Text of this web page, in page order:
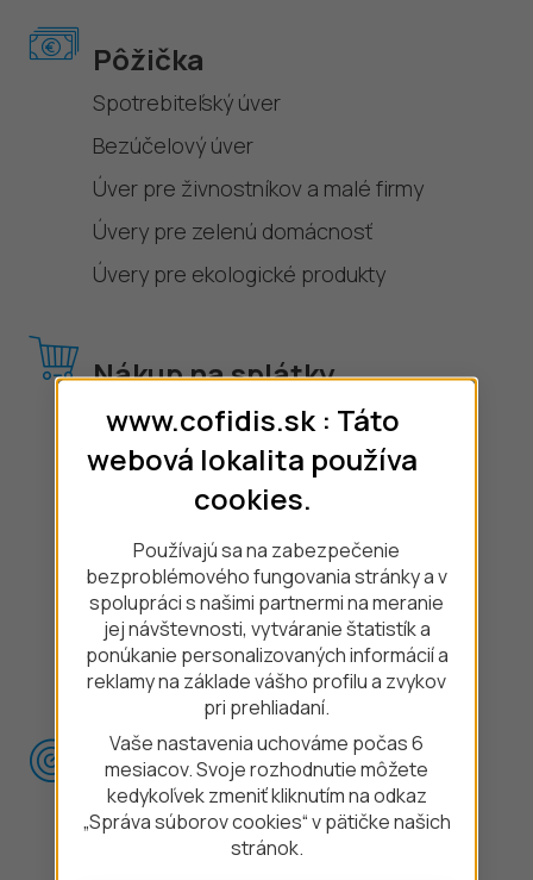
Pôžička
Spotrebiteľský úver
Bezúčelový úver
Úver pre živnostníkov a malé firmy
Úvery pre zelenú domácnosť
Úvery pre ekologické produkty
Nákup na splátky
Auto na splátky
Mobil na splátky
Notebook na splátky
Sedačky na splátky
Štvorkolky na splátky
Elektroauto na splátky
Hybrid na splátky
Užitočné odkazy
Pomoc a podpora
Zmena sadzobníka
www.cofidis.sk : Táto
webová lokalita používa
cookies.
Používajú sa na zabezpečenie
bezproblémového fungovania stránky a v
spolupráci s našimi partnermi na meranie
jej návštevnosti, vytváranie štatistík a
ponúkanie personalizovaných informácií a
reklamy na základe vášho profilu a zvykov
pri prehliadaní.
Vaše nastavenia uchováme počas 6
mesiacov. Svoje rozhodnutie môžete
kedykoľvek zmeniť kliknutím na odkaz
„Správa súborov cookies“ v pätičke našich
stránok.